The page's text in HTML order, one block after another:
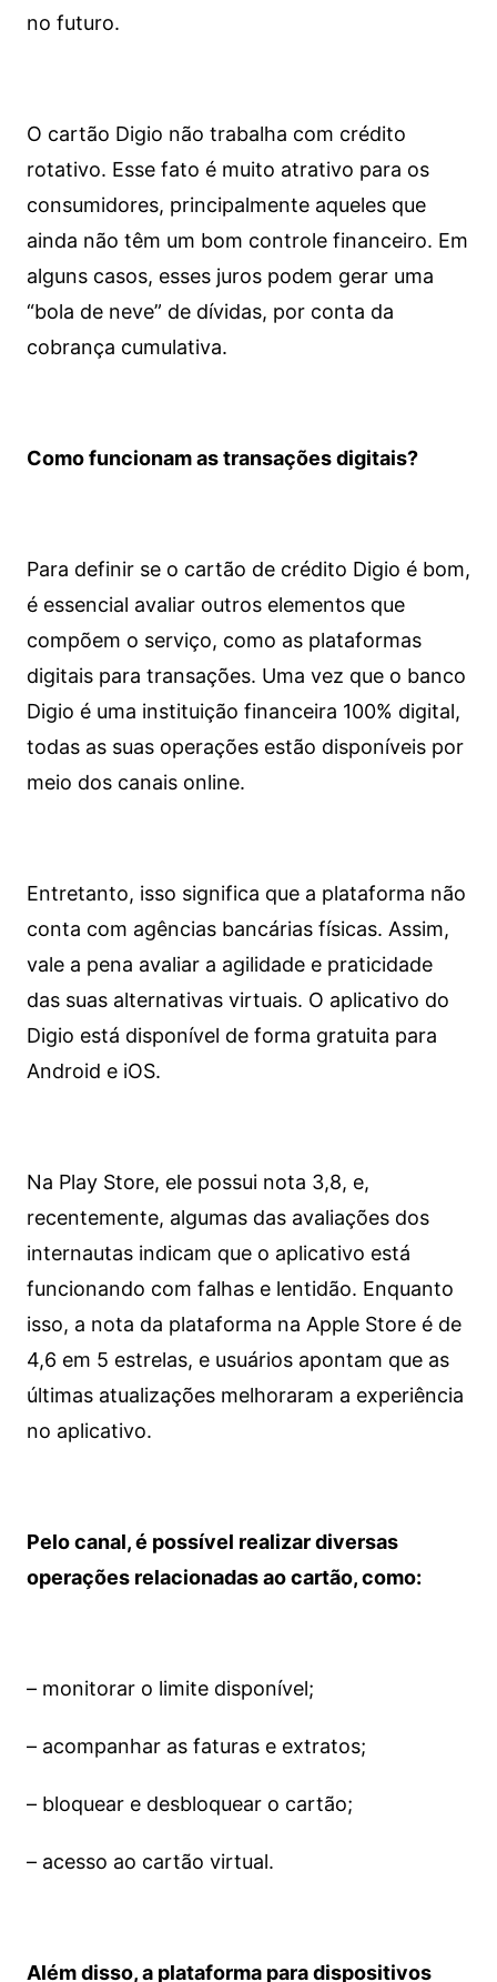
no futuro.
O cartão Digio não trabalha com crédito
rotativo. Esse fato é muito atrativo para os
consumidores, principalmente aqueles que
ainda não têm um bom controle financeiro. Em
alguns casos, esses juros podem gerar uma
“bola de neve” de dívidas, por conta da
cobrança cumulativa.
Como funcionam as transações digitais?
Para definir se o cartão de crédito Digio é bom,
é essencial avaliar outros elementos que
compõem o serviço, como as plataformas
digitais para transações. Uma vez que o banco
Digio é uma instituição financeira 100% digital,
todas as suas operações estão disponíveis por
meio dos canais online.
Entretanto, isso significa que a plataforma não
conta com agências bancárias físicas. Assim,
vale a pena avaliar a agilidade e praticidade
das suas alternativas virtuais. O aplicativo do
Digio está disponível de forma gratuita para
Android e iOS.
Na Play Store, ele possui nota 3,8, e,
recentemente, algumas das avaliações dos
internautas indicam que o aplicativo está
funcionando com falhas e lentidão. Enquanto
isso, a nota da plataforma na Apple Store é de
4,6 em 5 estrelas, e usuários apontam que as
últimas atualizações melhoraram a experiência
no aplicativo.
Pelo canal, é possível realizar diversas
operações relacionadas ao cartão, como:
– monitorar o limite disponível;
– acompanhar as faturas e extratos;
– bloquear e desbloquear o cartão;
– acesso ao cartão virtual.
Além disso, a plataforma para dispositivos